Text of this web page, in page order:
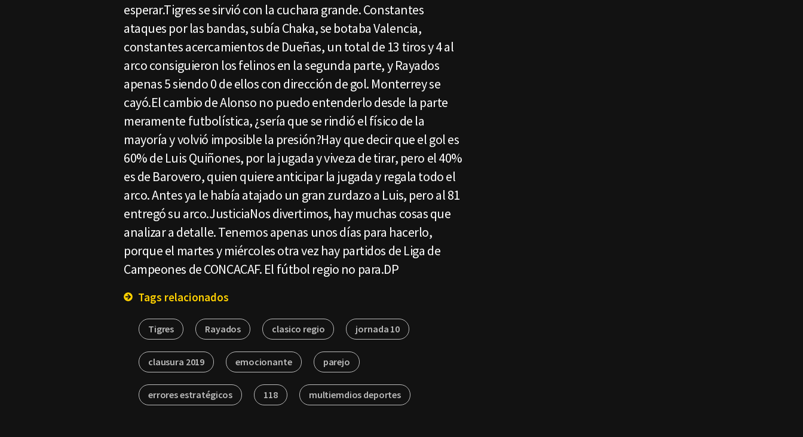
esperar.Tigres se sirvió con la cuchara grande. Constantes
ataques por las bandas, subía Chaka, se botaba Valencia,
constantes acercamientos de Dueñas, un total de 13 tiros y 4 al
arco consiguieron los felinos en la segunda parte, y Rayados
apenas 5 siendo 0 de ellos con dirección de gol. Monterrey se
cayó.El cambio de Alonso no puedo entenderlo desde la parte
meramente futbolística, ¿sería que se rindió el físico de la
mayoría y volvió imposible la presión?Hay que decir que el gol es
60% de Luis Quiñones, por la jugada y viveza de tirar, pero el 40%
es de Barovero, quien quiere anticipar la jugada y regala todo el
arco. Antes ya le había atajado un gran zurdazo a Luis, pero al 81
entregó su arco.JusticiaNos divertimos, hay muchas cosas que
analizar a detalle. Tenemos apenas unos días para hacerlo,
porque el martes y miércoles otra vez hay partidos de Liga de
Campeones de CONCACAF. El fútbol regio no para.DP
Tags relacionados
Tigres Rayados clasico regio jornada 10
clausura 2019 emocionante parejo
errores estratégicos 118 multiemdios deportes